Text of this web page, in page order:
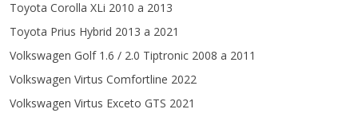
Toyota Corolla XLi 2010 a 2013
Toyota Prius Hybrid 2013 a 2021
Volkswagen Golf 1.6 / 2.0 Tiptronic 2008 a 2011
Volkswagen Virtus Comfortline 2022
Volkswagen Virtus Exceto GTS 2021